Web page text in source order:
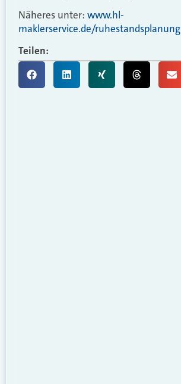
Näheres unter: www.hl-
maklerservice.de/ruhestandsplanung
Teilen: